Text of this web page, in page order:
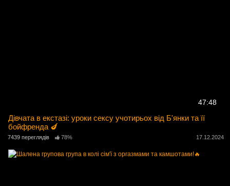
47:48
Дівчата в екстазі: уроки сексу учотирьох від Б'янки та її
бойфренда 🍆
7439 переглядів 78% 17.12.2024